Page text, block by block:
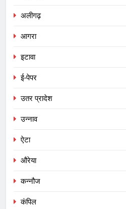
अलीगढ़
आगरा
इटावा
ई-पेपर
उतर प्रादेश
उन्नाव
ऐटा
औरेया
कन्नौज
कंपिल